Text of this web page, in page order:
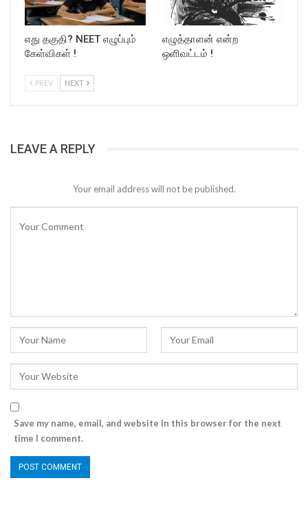
எது தகுதி? NEET எழுப்பும்
கேள்விகள் !
எழுத்தாளன் என்ற
ஒளிவட்டம் !
PREV NEXT
LEAVE A REPLY
Your email address will not be published.
Save my name, email, and website in this browser for the next
time I comment.